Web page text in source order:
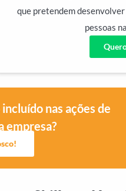
que pretendem
pessoas
nas ações de
empresa?